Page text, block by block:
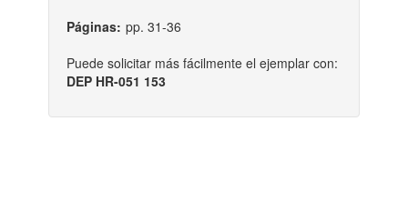
Páginas: pp. 31-36
Puede solicitar más fácilmente el ejemplar con:
DEP HR-051 153